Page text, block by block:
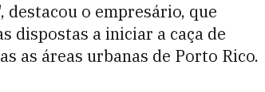
destacou o empresário, que
dispostas a iniciar a caça de
as áreas urbanas de Porto Rico.